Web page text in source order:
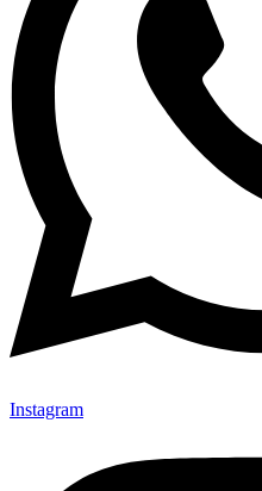
Instagram